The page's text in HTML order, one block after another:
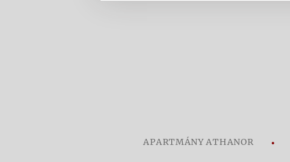
APARTMÁNY ATHANOR